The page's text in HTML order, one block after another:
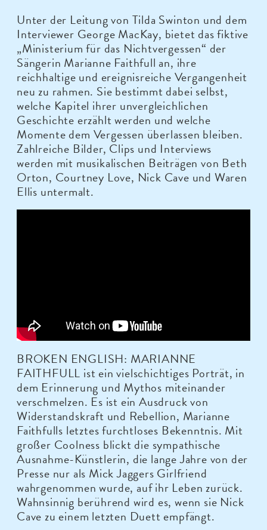
Unter der Leitung von Tilda Swinton und dem
Interviewer George MacKay, bietet das fiktive
„Ministerium für das Nichtvergessen“ der
Sängerin Marianne Faithfull an, ihre
reichhaltige und ereignisreiche Vergangenheit
neu zu rahmen. Sie bestimmt dabei selbst,
welche Kapitel ihrer unvergleichlichen
Geschichte erzählt werden und welche
Momente dem Vergessen überlassen bleiben.
Zahlreiche Bilder, Clips und Interviews
werden mit musikalischen Beiträgen von Beth
Orton, Courtney Love, Nick Cave und Waren
Ellis untermalt.
BROKEN ENGLISH: MARIANNE
FAITHFULL ist ein vielschichtiges Porträt, in
dem Erinnerung und Mythos miteinander
verschmelzen. Es ist ein Ausdruck von
Widerstandskraft und Rebellion, Marianne
Faithfulls letztes furchtloses Bekenntnis. Mit
großer Coolness blickt die sympathische
Ausnahme-Künstlerin, die lange Jahre von der
Presse nur als Mick Jaggers Girlfriend
wahrgenommen wurde, auf ihr Leben zurück.
Wahnsinnig berührend wird es, wenn sie Nick
Cave zu einem letzten Duett empfängt.